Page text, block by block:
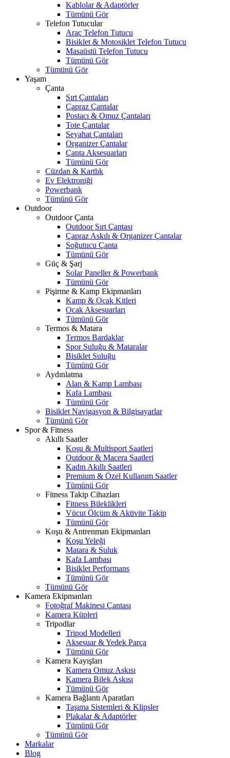
Kablolar & Adaptörler
Tümünü Gör
Telefon Tutucular
Araç Telefon Tutucu
Bisiklet & Motosiklet Telefon Tutucu
Masaüstü Telefon Tutucu
Tümünü Gör
Tümünü Gör
Yaşam
Çanta
Sırt Çantaları
Çapraz Çantalar
Postacı & Omuz Çantaları
Tote Çantalar
Seyahat Çantaları
Organizer Çantalar
Çanta Aksesuarları
Tümünü Gör
Cüzdan & Kartlık
Ev Elektroniği
Powerbank
Tümünü Gör
Outdoor
Outdoor Çanta
Outdoor Sırt Çantası
Çapraz Askılı & Organizer Çantalar
Soğutucu Çanta
Tümünü Gör
Güç & Şarj
Solar Paneller & Powerbank
Tümünü Gör
Pişirme & Kamp Ekipmanları
Kamp & Ocak Kitleri
Ocak Aksesuarları
Tümünü Gör
Termos & Matara
Termos Bardaklar
Spor Suluğu & Mataralar
Bisiklet Suluğu
Tümünü Gör
Aydınlatma
Alan & Kamp Lambası
Kafa Lambası
Tümünü Gör
Bisiklet Navigasyon & Bilgisayarlar
Tümünü Gör
Spor & Fitness
Akıllı Saatler
Koşu & Multisport Saatleri
Outdoor & Macera Saatleri
Kadın Akıllı Saatleri
Premium & Özel Kullanım Saatler
Tümünü Gör
Fitness Takip Cihazları
Fitness Bileklikleri
Vücut Ölçüm & Aktivite Takip
Tümünü Gör
Koşu & Antrenman Ekipmanları
Koşu Yeleği
Matara & Suluk
Kafa Lambası
Bisiklet Performans
Tümünü Gör
Tümünü Gör
Kamera Ekipmanları
Fotoğraf Makinesi Çantası
Kamera Küpleri
Tripodlar
Tripod Modelleri
Aksesuar & Yedek Parça
Tümünü Gör
Kamera Kayışları
Kamera Omuz Askısı
Kamera Bilek Askısı
Tümünü Gör
Kamera Bağlantı Aparatları
Taşıma Sistemleri & Klipsler
Plakalar & Adaptörler
Tümünü Gör
Tümünü Gör
Markalar
Blog